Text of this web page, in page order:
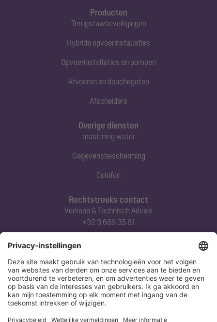
Producten
Terugstuwbeveiligingen
Hybride opvoerinstallaties
Opvoerinstallaties en pompen
Afvoeren en douchegoten
Afscheiders
Rechtstreeks contact
Verkoop & Technisch Advies
+32 3 689 35 81
Abonneert u zich op onze nieuwsbrief
Nu aanmelden
Overige diensten
mastering water
Gegevensbescherming
Colofon